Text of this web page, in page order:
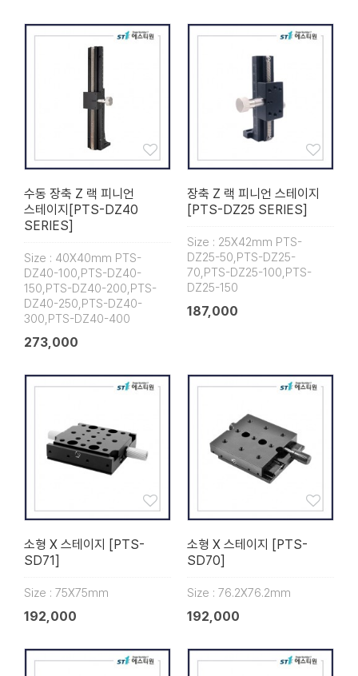
수동 장축 Z 랙 피니언
스테이지[PTS-DZ40
SERIES]
Size : 40X40mm PTS-
DZ40-100,PTS-DZ40-
150,PTS-DZ40-200,PTS-
DZ40-250,PTS-DZ40-
300,PTS-DZ40-400
273,000
장축 Z 랙 피니언 스테이지
[PTS-DZ25 SERIES]
Size : 25X42mm PTS-
DZ25-50,PTS-DZ25-
70,PTS-DZ25-100,PTS-
DZ25-150
187,000
소형 X 스테이지 [PTS-
SD71]
Size : 75X75mm
192,000
소형 X 스테이지 [PTS-
SD70]
Size : 76.2X76.2mm
192,000